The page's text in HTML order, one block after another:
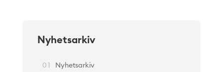
Nyhetsarkiv
01 Nyhetsarkiv